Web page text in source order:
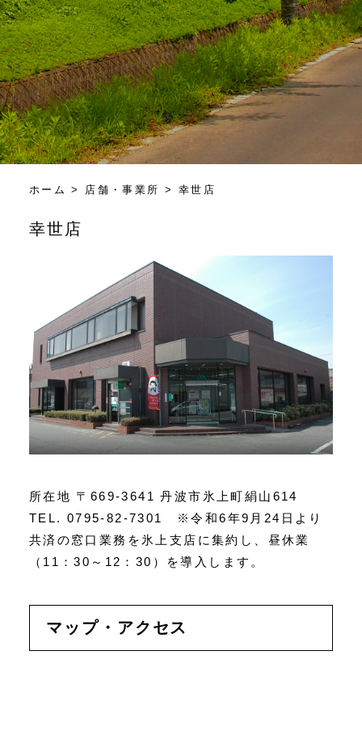
ホーム > 店舗・事業所 > 幸世店
幸世店
所在地 〒669-3641 丹波市氷上町絹山614
TEL. 0795-82-7301 ※令和6年9月24日より
共済の窓口業務を氷上支店に集約し、昼休業
（11：30～12：30）を導入します。
マップ・アクセス